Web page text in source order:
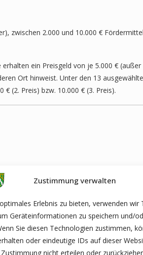
Zustimmung verwalten
Erlebnis zu bieten, verwenden wir
Geräteinformationen zu speichern und/
Sie diesen Technologien zustimmen,
oder eindeutige IDs auf dieser
nicht erteilen oder
zwischen 2.000 und 10.000 € Fördermittel
ein Preisgeld von je 5.000 € (außer
Ort hinweist. Unter den 13
(2. Preis) bzw. 10.000 € (3. Preis).